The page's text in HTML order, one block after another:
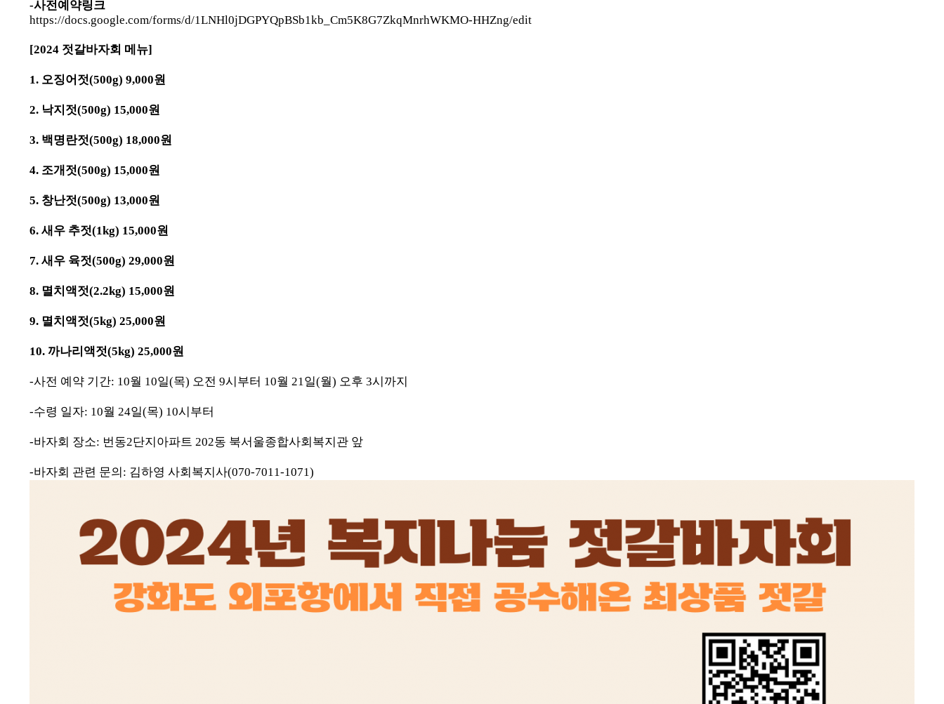
-사전예약링크
https://docs.google.com/forms/d/1LNHl0jDGPYQpBSb1kb_Cm5K8G7ZkqMnrhWKMO-HHZng/edit
[2024 젓갈바자회 메뉴]
1. 오징어젓(500g) 9,000원
2. 낙지젓(500g) 15,000원
3. 백명란젓(500g) 18,000원
4. 조개젓(500g) 15,000원
5. 창난젓(500g) 13,000원
6. 새우 추젓(1kg) 15,000원
7. 새우 육젓(500g) 29,000원
8. 멸치액젓(2.2kg) 15,000원
9. 멸치액젓(5kg) 25,000원
10. 까나리액젓(5kg) 25,000원
-사전 예약 기간: 10월 10일(목) 오전 9시부터 10월 21일(월) 오후 3시까지
-수령 일자: 10월 24일(목) 10시부터
-바자회 장소: 번동2단지아파트 202동 북서울종합사회복지관 앞
-바자회 관련 문의: 김하영 사회복지사(070-7011-1071)